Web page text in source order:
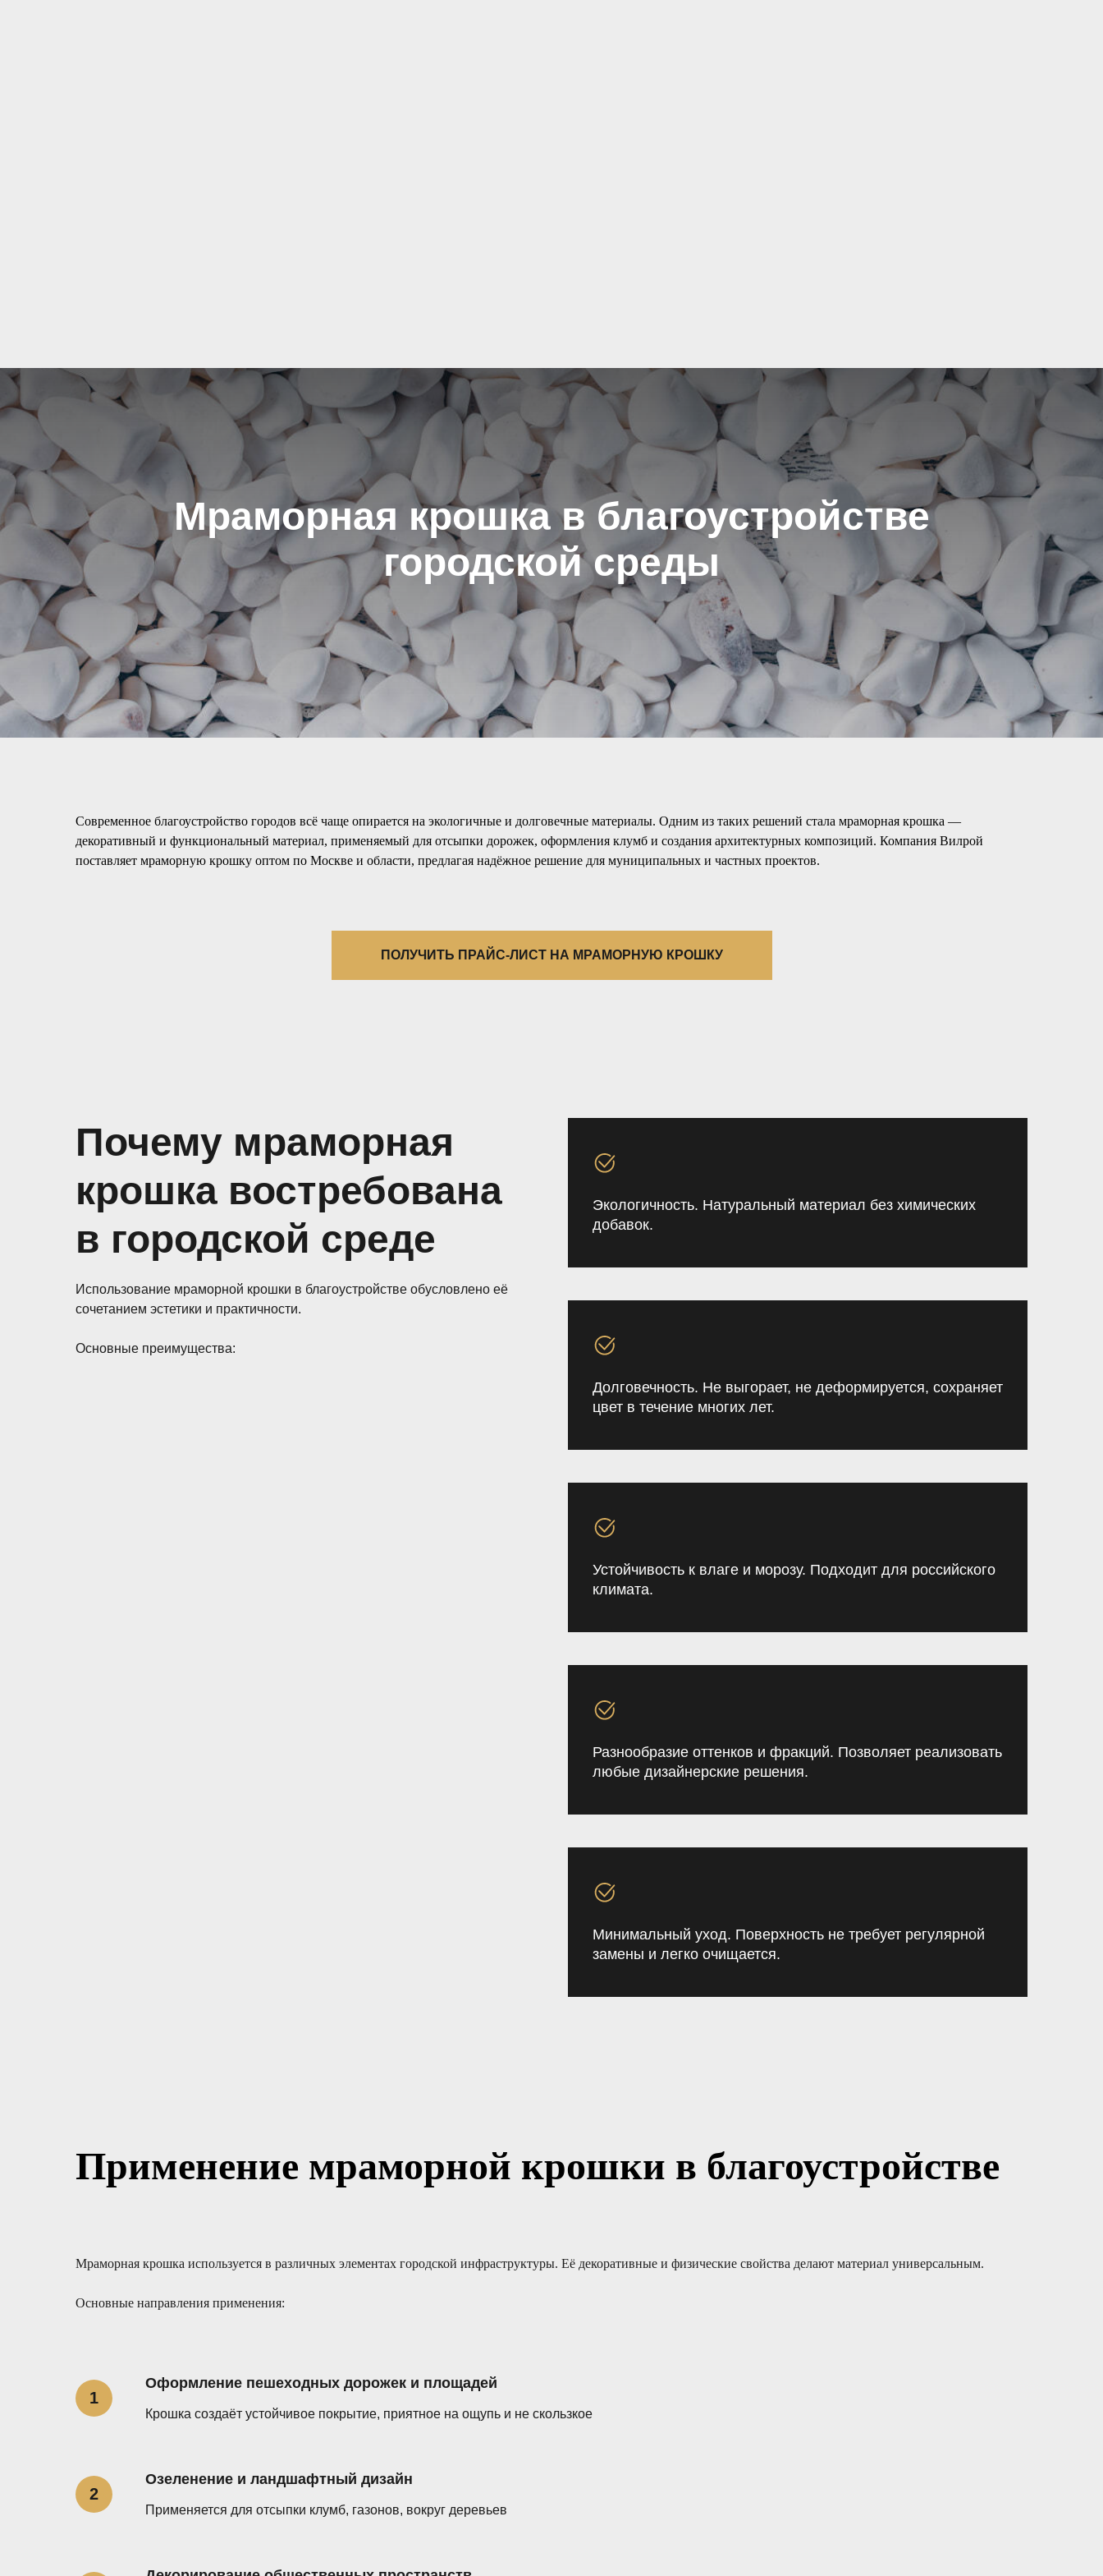
Мраморная крошка в благоустройстве
городской среды
Современное благоустройство городов всё чаще опирается на экологичные и долговечные материалы. Одним из таких решений стала мраморная крошка —
декоративный и функциональный материал, применяемый для отсыпки дорожек, оформления клумб и создания архитектурных композиций. Компания Вилрой
поставляет мраморную крошку оптом по Москве и области, предлагая надёжное решение для муниципальных и частных проектов.
ПОЛУЧИТЬ ПРАЙС-ЛИСТ НА МРАМОРНУЮ КРОШКУ
Почему мраморная
крошка востребована
в городской среде
Использование мраморной крошки в благоустройстве обусловлено её
сочетанием эстетики и практичности.
Основные преимущества:
Экологичность. Натуральный материал без химических
добавок.
Долговечность. Не выгорает, не деформируется, сохраняет
цвет в течение многих лет.
Устойчивость к влаге и морозу. Подходит для российского
климата.
Разнообразие оттенков и фракций. Позволяет реализовать
любые дизайнерские решения.
Минимальный уход. Поверхность не требует регулярной
замены и легко очищается.
Применение мраморной крошки в благоустройстве
Мраморная крошка используется в различных элементах городской инфраструктуры. Её декоративные и физические свойства делают материал универсальным.
Основные направления применения:
Оформление пешеходных дорожек и площадей
Крошка создаёт устойчивое покрытие, приятное на ощупь и не скользкое
Озеленение и ландшафтный дизайн
Применяется для отсыпки клумб, газонов, вокруг деревьев